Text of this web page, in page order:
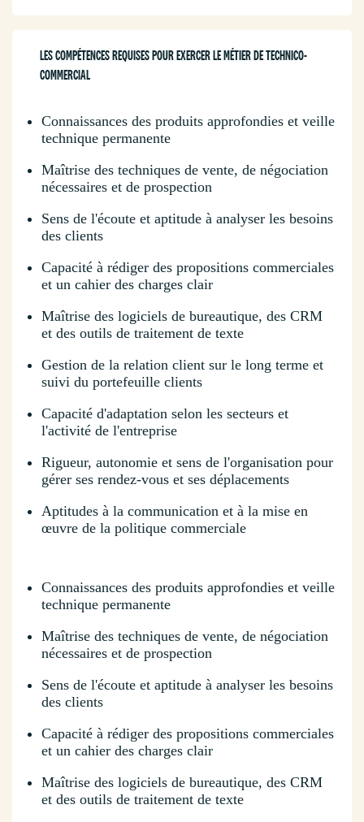
LES COMPÉTENCES REQUISES POUR EXERCER LE MÉTIER DE TECHNICO-
COMMERCIAL
Connaissances des produits approfondies et veille
technique permanente
Maîtrise des techniques de vente, de négociation
nécessaires et de prospection
Sens de l'écoute et aptitude à analyser les besoins
des clients
Capacité à rédiger des propositions commerciales
et un cahier des charges clair
Maîtrise des logiciels de bureautique, des CRM
et des outils de traitement de texte
Gestion de la relation client sur le long terme et
suivi du portefeuille clients
Capacité d'adaptation selon les secteurs et
l'activité de l'entreprise
Rigueur, autonomie et sens de l'organisation pour
gérer ses rendez-vous et ses déplacements
Aptitudes à la communication et à la mise en
œuvre de la politique commerciale
Connaissances des produits approfondies et veille
technique permanente
Maîtrise des techniques de vente, de négociation
nécessaires et de prospection
Sens de l'écoute et aptitude à analyser les besoins
des clients
Capacité à rédiger des propositions commerciales
et un cahier des charges clair
Maîtrise des logiciels de bureautique, des CRM
et des outils de traitement de texte